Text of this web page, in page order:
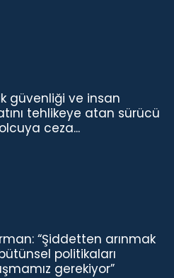
güvenliği ve insan
tehlikeye atan sürücü
ceza...
“Şiddetten arınmak
politikaları
gerekiyor”